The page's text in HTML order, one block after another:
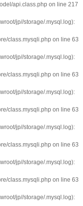
api.class.php on line 217
jp//storage/.mysql.log):
class.mysqli.php on line 63
jp//storage/.mysql.log):
class.mysqli.php on line 63
jp//storage/.mysql.log):
class.mysqli.php on line 63
jp//storage/.mysql.log):
class.mysqli.php on line 63
jp//storage/.mysql.log):
class.mysqli.php on line 63
jp//storage/.mysql.log):